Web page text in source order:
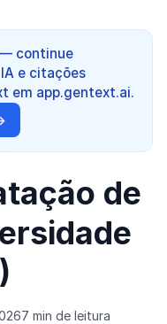
continue
e citações
em app.gentext.ai.
de
7 min de leitura